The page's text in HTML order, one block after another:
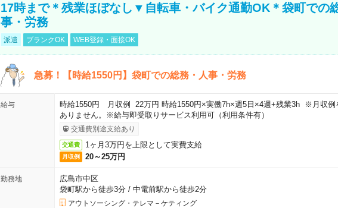
17時まで＊残業ほぼなし▼自転車・バイク通勤OK＊袋町での
事・労務
派遣 ブランクOK WEB登録・面接OK
急募！【時給1550円】袋町での総務・人事・労務
給与
時給1550円 月収例 22万円 時給1550円×実働7h×週5日×4週+残業3h ※月収例
ありません。※給与即受取りサービス利用可（利用条件有）
交通費別途支給あり
交通費 1ヶ月3万円を上限として実費支給
月収例 20～25万円
勤務地
広島市中区
袋町駅から徒歩3分/ 中電前駅から徒歩2分
アウトソーシング・テレマ－ケティング